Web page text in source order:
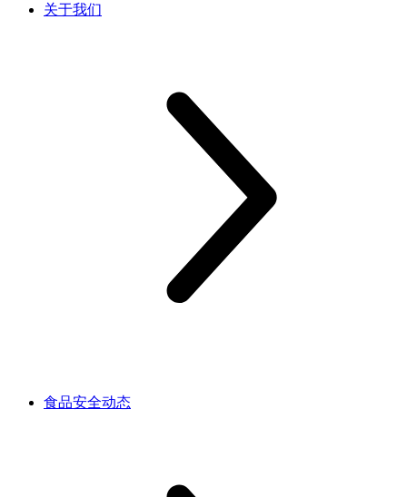
关于我们
食品安全动态